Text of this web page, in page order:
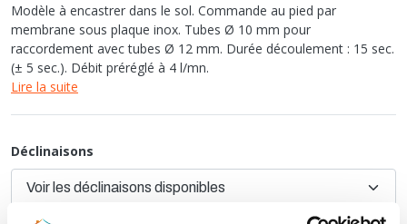
RÉDUCTEUR DE PRESSION
COMPTEUR ET ACCESSOIRE
FILTRATION
VMC ET VENTILATION
Modèle à encastrer dans le sol. Commande au pied par
membrane sous plaque inox. Tubes Ø 10 mm pour
raccordement avec tubes Ø 12 mm. Durée découlement : 15 sec.
(± 5 sec.). Débit préréglé à 4 l/mn.
Lire la suite
Déclinaisons